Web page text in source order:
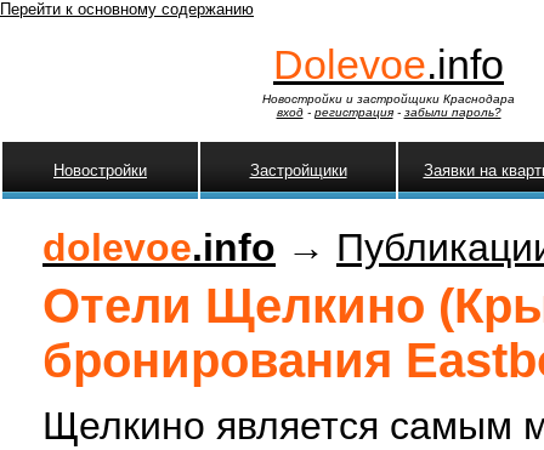
Перейти к основному содержанию
Dolevoe.info
Новостройки и застройщики Краснодара
вход- регистрация- забыли пароль?
Новостройки Застройщики Заявки на
dolevoe.info →
Отели Щелкино
бронирования
Щелкино является самым